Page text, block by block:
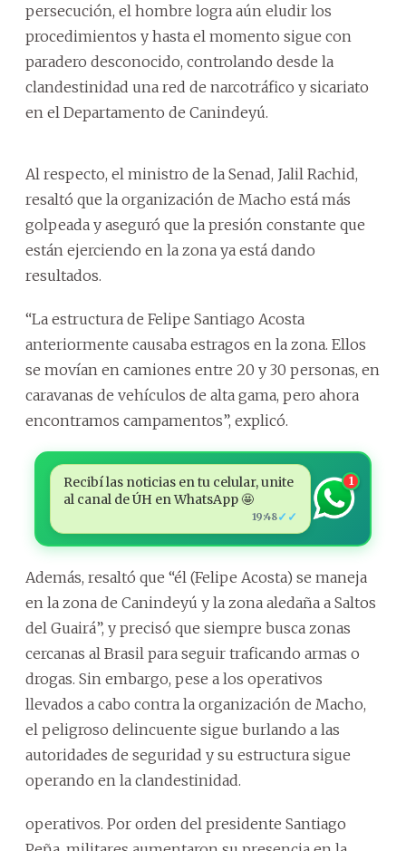
persecución, el hombre logra aún eludir los
procedimientos y hasta el momento sigue con
paradero desconocido, controlando desde la
clandestinidad una red de narcotráfico y sicariato
en el Departamento de Canindeyú.
Al respecto, el ministro de la Senad, Jalil Rachid,
resaltó que la organización de Macho está más
golpeada y aseguró que la presión constante que
están ejerciendo en la zona ya está dando
resultados.
“La estructura de Felipe Santiago Acosta
anteriormente causaba estragos en la zona. Ellos
se movían en camiones entre 20 y 30 personas, en
caravanas de vehículos de alta gama, pero ahora
encontramos campamentos”, explicó.
Recibí las noticias en tu celular, unite
al canal de ÚH en WhatsApp 🤩
19:48✓✓
1
Además, resaltó que “él (Felipe Acosta) se maneja
en la zona de Canindeyú y la zona aledaña a Saltos
del Guairá”, y precisó que siempre busca zonas
cercanas al Brasil para seguir traficando armas o
drogas. Sin embargo, pese a los operativos
llevados a cabo contra la organización de Macho,
el peligroso delincuente sigue burlando a las
autoridades de seguridad y su estructura sigue
operando en la clandestinidad.
operativos. Por orden del presidente Santiago